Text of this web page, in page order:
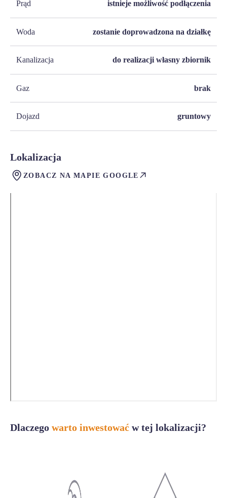
Prąd istnieje możliwość podłączenia
Woda zostanie doprowadzona na działkę
Kanalizacja do realizacji własny zbiornik
Gaz brak
Dojazd gruntowy
Lokalizacja
ZOBACZ NA MAPIE GOOGLE
Dlaczego warto inwestować w tej lokalizacji?